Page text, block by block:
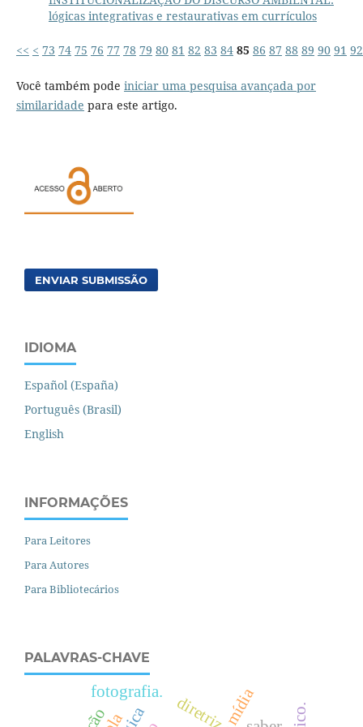
lógicas integrativas e restaurativas em currículos
<< < 73 74 75 76 77 78 79 80 81 82 83 84 85 86 87 88 89 90 91 92
Você também pode iniciar uma pesquisa avançada por
similaridade para este artigo.
ENVIAR SUBMISSÃO
IDIOMA
Español (España)
Português (Brasil)
English
INFORMAÇÕES
Para Leitores
Para Autores
Para Bibliotecários
PALAVRAS-CHAVE
mídia
fotografia.